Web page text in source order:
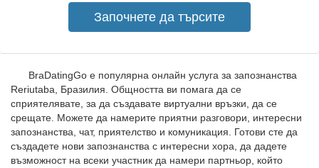
BraDatingGo е популярна онлайн услуга за запознанства
Reriutaba, Бразилия. Общността ви помага да се
сприятелявате, за да създавате виртуални връзки, да се
срещате. Можете да намерите приятни разговори, интересни
запознанства, чат, приятелство и комуникация. Готови сте да
създадете нови запознанства с интересни хора, да дадете
възможност на всеки участник да намери партньор, който